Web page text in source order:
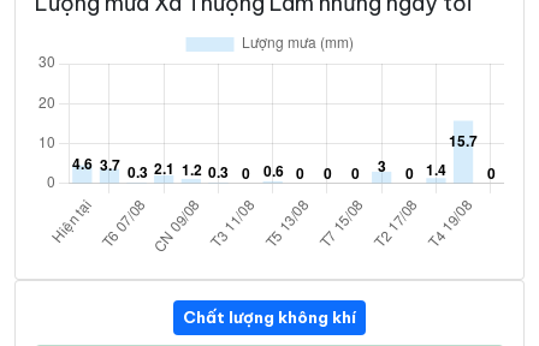
Chất lượng không khí